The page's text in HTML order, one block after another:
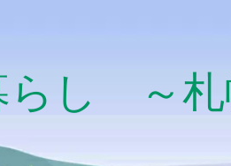
らし ～札